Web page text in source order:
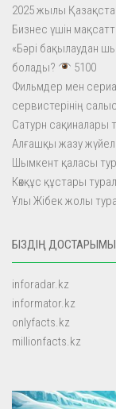
2025 жылы
Бизнес үшін
«Бәрі бақылаудан
болады?
5100
Фильмдер мен
сервистерінің
Сатурн сақиналары
Алғашқы жазу
Шымкент қаласы
Көкқұс құстары
Ұлы Жібек жолы
БІЗДІҢ
inforadar.kz
informator.kz
onlyfacts.kz
millionfacts.kz